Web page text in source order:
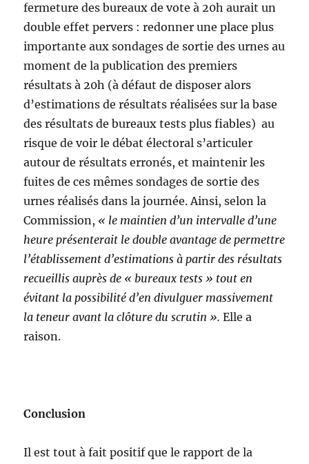
fermeture des bureaux de vote à 20h aurait un
double effet pervers : redonner une place plus
importante aux sondages de sortie des urnes au
moment de la publication des premiers
résultats à 20h (à défaut de disposer alors
d’estimations de résultats réalisées sur la base
des résultats de bureaux tests plus fiables) au
risque de voir le débat électoral s’articuler
autour de résultats erronés, et maintenir les
fuites de ces mêmes sondages de sortie des
urnes réalisés dans la journée. Ainsi, selon la
Commission, « le maintien d’un intervalle d’une
heure présenterait le double avantage de permettre
l’établissement d’estimations à partir des résultats
recueillis auprès de « bureaux tests » tout en
évitant la possibilité d’en divulguer massivement
la teneur avant la clôture du scrutin ». Elle a
raison.
Conclusion
Il est tout à fait positif que le rapport de la